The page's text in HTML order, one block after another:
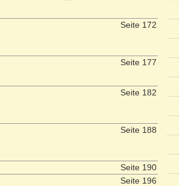
Seite 172
Seite 177
Seite 182
Seite 188
Seite 190
Seite 196